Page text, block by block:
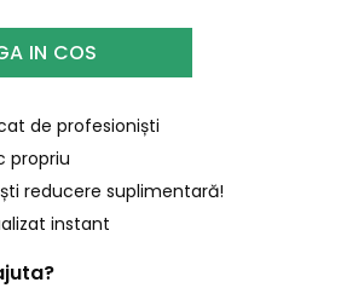
IN COS
de profesioniști
propriu
reducere suplimentară!
instant